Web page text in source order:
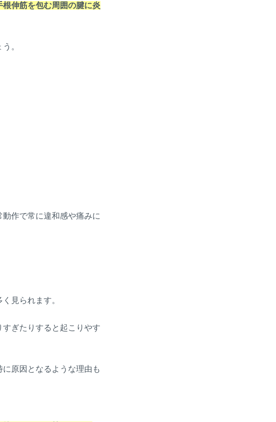
根伸筋を包む周囲の腱に炎
。
作で常に違和感や痛みに
見られます。
ぎたりすると起こりやす
原因となるような理由も